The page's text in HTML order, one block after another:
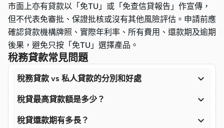
市面上亦有貸款以「免TU」或「免查信貸報告」作宣傳，
但不代表免審批、保證批核或沒有其他風險評估。申請前應
確認貸款機構牌照、實際年利率、所有費用、還款期及逾期
後果，避免只按「免TU」選擇產品。
稅務貸款常見問題
稅務貸款 vs 私人貸款的分別和好處 
稅貸最高貸款額是多少？ 
稅貸還款期有多長？ 